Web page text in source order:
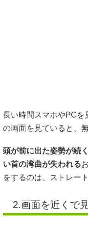
長い時間スマホやPCを
の画面を見ていると、
頭が前に出た姿勢が続
い首の湾曲が失われる
をするのは、ストレー
2.画面を近くで